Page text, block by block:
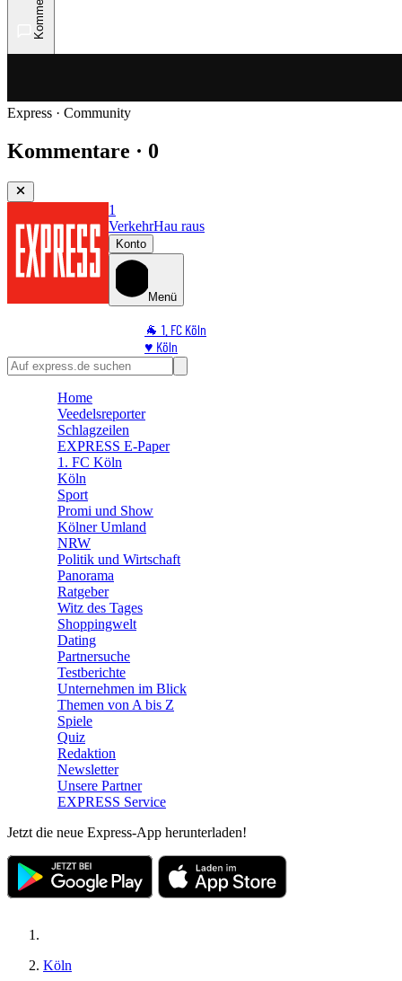
Express · Community
Kommentare · 0
1
VerkehrHau raus
Konto
Menü
🐐 1. FC Köln
♥️ Köln
⭐ Promi
🛒 Shoppingwelt
Home
Veedelsreporter
Schlagzeilen
EXPRESS E-Paper
1. FC Köln
Köln
Sport
Promi und Show
Kölner Umland
NRW
Politik und Wirtschaft
Panorama
Ratgeber
Witz des Tages
Shoppingwelt
Dating
Partnersuche
Testberichte
Unternehmen im Blick
Themen von A bis Z
Spiele
Quiz
Redaktion
Newsletter
Unsere Partner
EXPRESS Service
Jetzt die neue Express-App herunterladen!
Köln